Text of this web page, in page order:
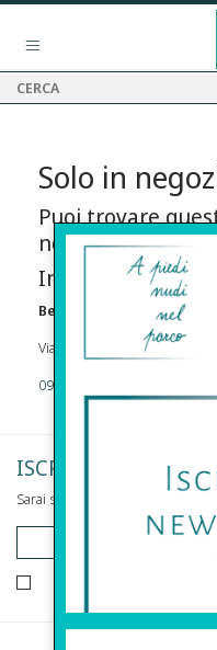
Solo in
Puoi trovare
nostri punti
Info contatti
Before s.r.l.s.
Via Della Maestranza , 23
09311962373
ISCRIVITI ALLA
Sarai sempre aggiornato su